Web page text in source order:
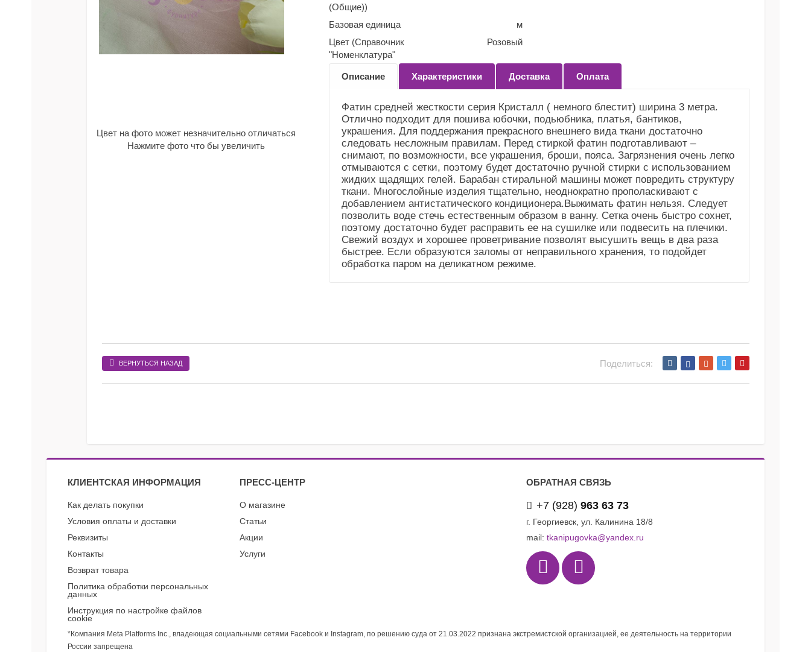
Цвет на фото может незначительно отличаться
Нажмите фото что бы увеличить
(Общие))
Базовая единица
м
Цвет (Справочник
"Номенклатура"
Розовый
"Номенклатура"
(Общие))
0,1
Усадка и уход
(Справочник
"Номенклатура"
(Общие))
Не садится.Стирка до
40"
Описание Характеристики Доставка Оплата
Фатин средней жесткости серия Кристалл ( немного блестит) ширина 3 метра.
Отлично подходит для пошива юбочки, подьюбника, платья, бантиков,
украшения. Для поддержания прекрасного внешнего вида ткани достаточно
следовать несложным правилам. Перед стиркой фатин подготавливают –
снимают, по возможности, все украшения, броши, пояса. Загрязнения очень легко
отмываются с сетки, поэтому будет достаточно ручной стирки с использованием
жидких щадящих гелей. Барабан стиральной машины может повредить структуру
ткани. Многослойные изделия тщательно, неоднократно прополаскивают с
добавлением антистатического кондиционера.Выжимать фатин нельзя. Следует
позволить воде стечь естественным образом в ванну. Сетка очень быстро сохнет,
поэтому достаточно будет расправить ее на сушилке или подвесить на плечики.
Свежий воздух и хорошее проветривание позволят высушить вещь в два раза
быстрее. Если образуются заломы от неправильного хранения, то подойдет
обработка паром на деликатном режиме.
ВЕРНУТЬСЯ НАЗАД Поделиться:
КЛИЕНТСКАЯ ИНФОРМАЦИЯ ПРЕСС-ЦЕНТР ОБРАТНАЯ СВЯЗЬ
Как делать покупки
Условия оплаты и доставки
Реквизиты
Контакты
Возврат товара
Политика обработки персональных
данных
Инструкция по настройке файлов
cookie
О магазине
Статьи
Акции
Услуги
+7 (928) 963 63 73
г. Георгиевск, ул. Калинина 18/8
mail: tkanipugovka@yandex.ru
*Компания Meta Platforms Inc., владеющая социальными сетями Facebook и Instagram, по решению суда от 21.03.2022 признана экстремистской организацией, ее деятельность на территории
России запрещена